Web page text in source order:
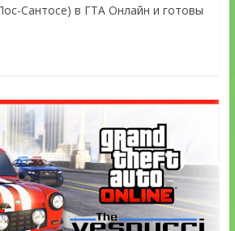
Сантосе) в ГТА Онлайн и готовы